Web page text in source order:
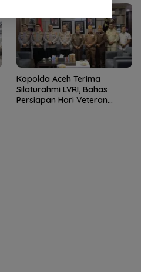
Kapolda Aceh Terima
Silaturahmi LVRI, Bahas
Persiapan Hari Veteran